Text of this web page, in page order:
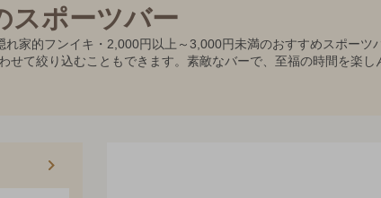
スポーツバー
家的フンイキ・2,000円以上～3,000円未満のおすすめスポー
せて絞り込むこともできます。素敵なバーで、至福の時間を楽し